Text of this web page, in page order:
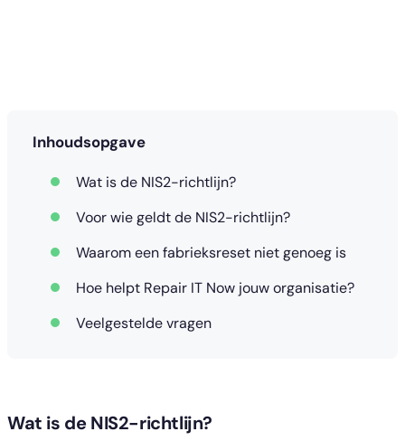
Inhoudsopgave
Wat is de NIS2-richtlijn?
Voor wie geldt de NIS2-richtlijn?
Waarom een fabrieksreset niet genoeg is
Hoe helpt Repair IT Now jouw organisatie?
Veelgestelde vragen
Wat is de NIS2-richtlijn?